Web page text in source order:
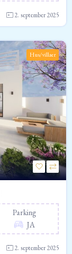
2. september 2025
Hus/villaer
Parking
JA
2. september 2025